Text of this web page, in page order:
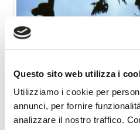
Questo sito web utilizza i
Utilizziamo i cookie per
annunci, per fornire
analizzare il nostro traffico.